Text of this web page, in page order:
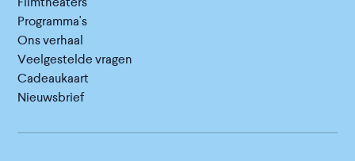
Programma's
Ons verhaal
Veelgestelde vragen
Cadeaukaart
Nieuwsbrief